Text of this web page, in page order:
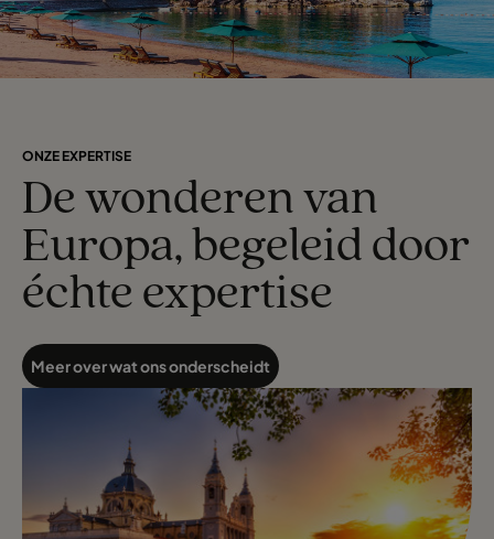
ONZE EXPERTISE
De wonderen van
Europa, begeleid door
échte expertise
Meer over wat ons onderscheidt